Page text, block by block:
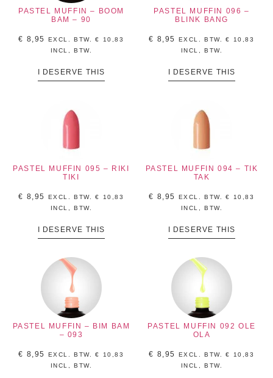
PASTEL MUFFIN – BOOM
BAM – 90
€ 8,95 EXCL. BTW.€
10,83
INCL, BTW.
I DESERVE THIS
PASTEL MUFFIN 096 –
BLINK BANG
€ 8,95 EXCL. BTW.€
10,83
INCL, BTW.
I DESERVE THIS
PASTEL MUFFIN 095 – RIKI
TIKI
€ 8,95 EXCL. BTW.€
10,83
INCL, BTW.
I DESERVE THIS
PASTEL MUFFIN 094 – TIK
TAK
€ 8,95 EXCL. BTW.€
10,83
INCL, BTW.
I DESERVE THIS
PASTEL MUFFIN – BIM BAM
– 093
€ 8,95 EXCL. BTW.€
10,83
INCL, BTW.
PASTEL MUFFIN 092 OLE
OLA
€ 8,95 EXCL. BTW.€
10,83
INCL, BTW.